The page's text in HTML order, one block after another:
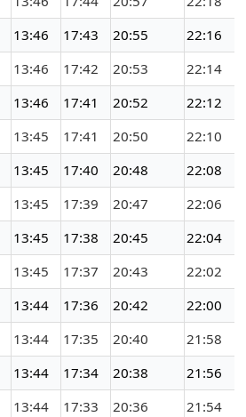
13:46 17:43 20:55
22:16
13:46 17:42 20:53
22:14
13:46 17:41 20:52
22:12
13:45 17:41 20:50
22:10
13:45 17:40 20:48
22:08
13:45 17:39 20:47
22:06
13:45 17:38 20:45
22:04
13:45 17:37 20:43
22:02
13:44 17:36 20:42
22:00
13:44 17:35 20:40
21:58
13:44 17:34 20:38
21:56
13:44 17:33 20:36
21:54